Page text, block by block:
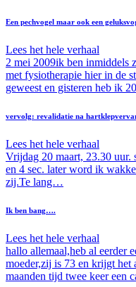
Een pechvogel maar ook een
Lees het hele verhaal
2 mei 2009ik ben inmiddels
met fysiotherapie hier in de
geweest en gisteren heb ik
vervolg: revalidatie na
Lees het hele verhaal
Vrijdag 20 maart, 23.30 uur.
en 4 sec. later word ik
zij.Te lang…
Ik ben bang….
Lees het hele verhaal
hallo allemaal,heb al eerder
moeder,zij is 73 en krijgt het
maanden tijd twee keer een